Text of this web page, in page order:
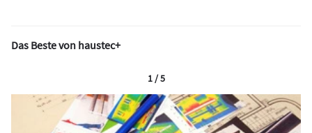
Das Beste von haustec+
1 / 5